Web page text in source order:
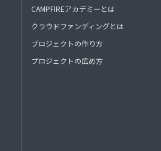
CAMPFIREアカデミーとは
クラウドファンディングとは
プロジェクトの作り方
プロジェクトの広め方